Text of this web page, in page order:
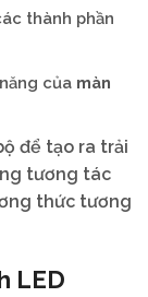
thành phần
của màn
để tạo ra trải
tương tác
thức tương
LED